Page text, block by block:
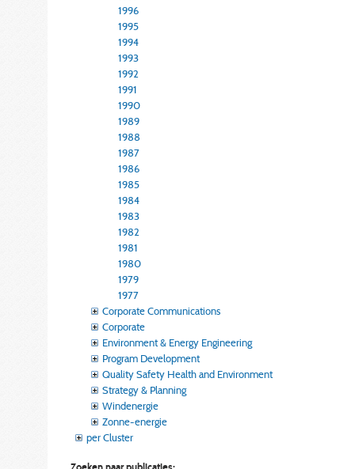
1996
1995
1994
1993
1992
1991
1990
1989
1988
1987
1986
1985
1984
1983
1982
1981
1980
1979
1977
Corporate Communications
Corporate
Environment & Energy Engineering
Program Development
Quality Safety Health and Environment
Strategy & Planning
Windenergie
Zonne-energie
per Cluster